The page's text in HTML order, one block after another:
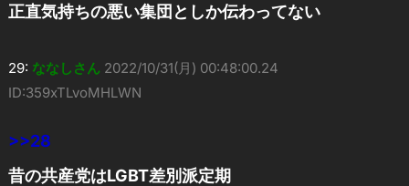
正直気持ちの悪い集団としか伝わってない
29: ななしさん 2022/10/31(月) 00:48:00.24
ID:359xTLvoMHLWN
>>28
昔の共産党はLGBT差別派定期